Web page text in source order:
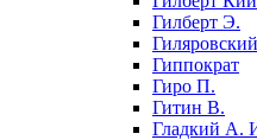
Гилберт Э.
Гиппократ
Гиро П.
Гитин В.
Гладкий А.